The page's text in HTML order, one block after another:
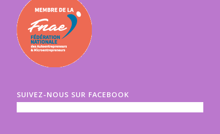
SUIVEZ-NOUS SUR FACEBOOK